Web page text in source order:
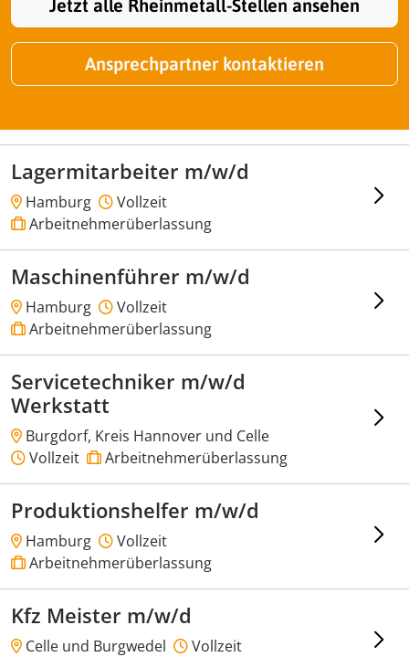
Jetzt alle Rheinmetall-Stellen ansehen
Ansprechpartner kontaktieren
Lagermitarbeiter m/w/d
Hamburg
Vollzeit
Arbeitnehmerüberlassung
Maschinenführer m/w/d
Hamburg
Vollzeit
Arbeitnehmerüberlassung
Servicetechniker m/w/d
Werkstatt
Burgdorf, Kreis Hannover und Celle
Vollzeit
Arbeitnehmerüberlassung
Produktionshelfer m/w/d
Hamburg
Vollzeit
Arbeitnehmerüberlassung
Kfz Meister m/w/d
Celle und Burgwedel
Vollzeit